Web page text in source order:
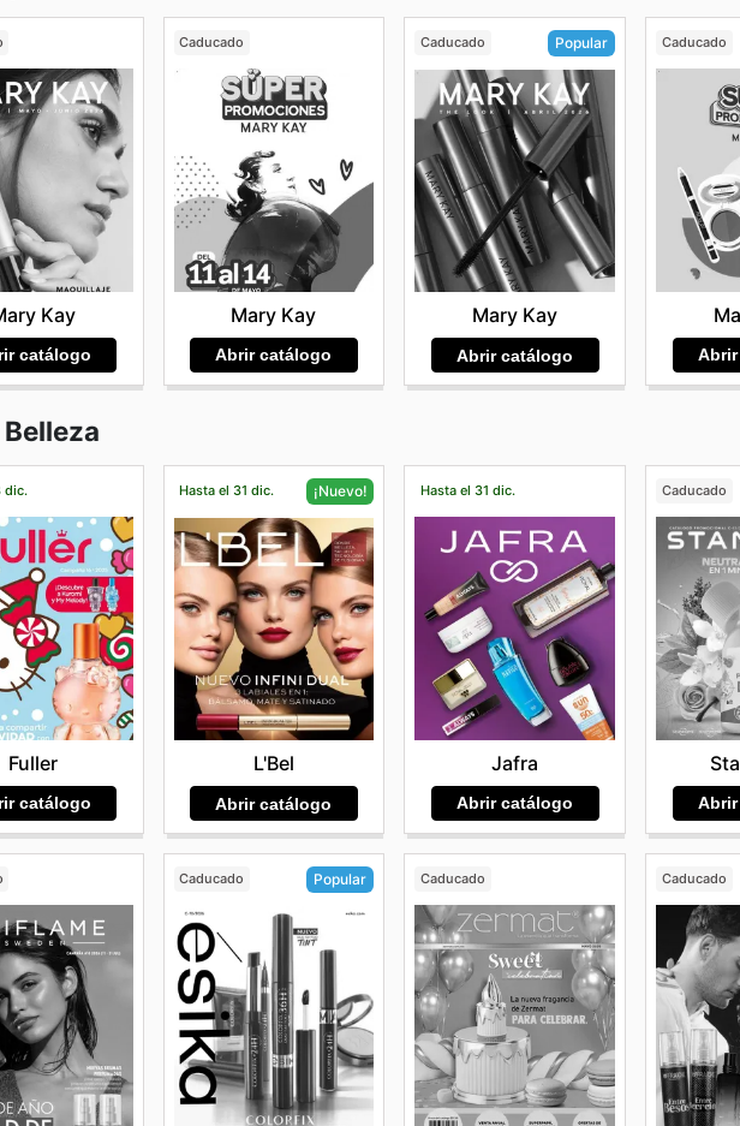
Kay
catálogo
Caducado
Mary Kay
Abrir catálogo
Caducado Popular
Mary Kay
Abrir catálogo
Caducado
dic.
Fuller
catálogo
Hasta el 31 dic. ¡Nuevo!
L'Bel
Abrir catálogo
Hasta el 31 dic.
Jafra
Abrir catálogo
Caducado
Caducado Popular Caducado Caducado